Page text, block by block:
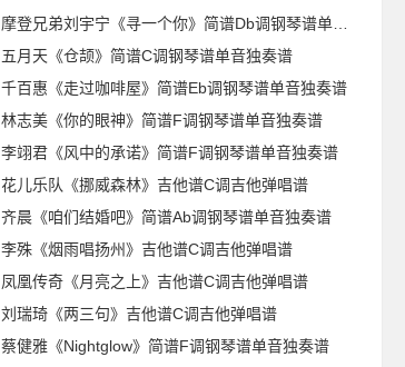
摩登兄弟刘宇宁《寻一个你》简谱Db调钢琴谱单音独奏谱
五月天《仓颉》简谱C调钢琴谱单音独奏谱
千百惠《走过咖啡屋》简谱Eb调钢琴谱单音独奏谱
林志美《你的眼神》简谱F调钢琴谱单音独奏谱
李翊君《风中的承诺》简谱F调钢琴谱单音独奏谱
花儿乐队《挪威森林》吉他谱C调吉他弹唱谱
齐晨《咱们结婚吧》简谱Ab调钢琴谱单音独奏谱
李殊《烟雨唱扬州》吉他谱C调吉他弹唱谱
凤凰传奇《月亮之上》吉他谱C调吉他弹唱谱
刘瑞琦《两三句》吉他谱C调吉他弹唱谱
蔡健雅《Nightglow》简谱F调钢琴谱单音独奏谱